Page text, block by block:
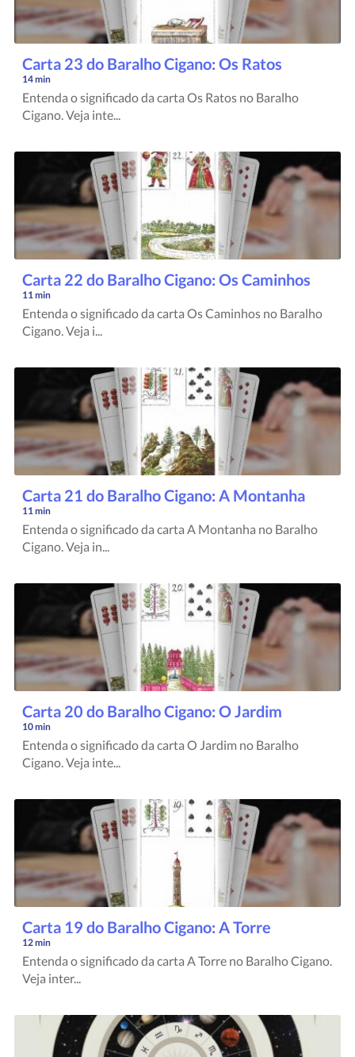
Carta 23 do Baralho Cigano: Os Ratos
14 min
Entenda o significado da carta Os Ratos no Baralho
Cigano. Veja inte...
Carta 22 do Baralho Cigano: Os Caminhos
11 min
Entenda o significado da carta Os Caminhos no Baralho
Cigano. Veja i...
Carta 21 do Baralho Cigano: A Montanha
11 min
Entenda o significado da carta A Montanha no Baralho
Cigano. Veja in...
Carta 20 do Baralho Cigano: O Jardim
10 min
Entenda o significado da carta O Jardim no Baralho
Cigano. Veja inte...
Carta 19 do Baralho Cigano: A Torre
12 min
Entenda o significado da carta A Torre no Baralho Cigano.
Veja inter...